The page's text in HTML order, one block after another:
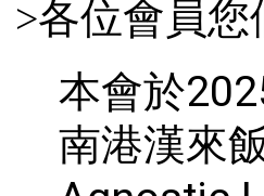
>各位會員您
本會於
南港漢來